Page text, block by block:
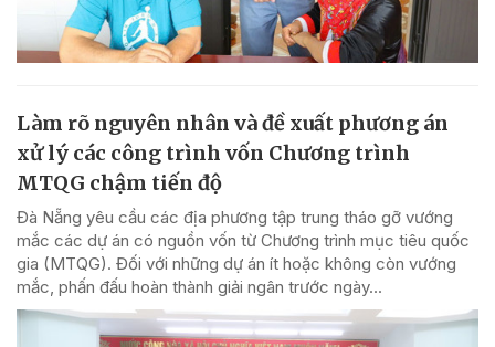
Làm rõ nguyên nhân và đề xuất phương án
xử lý các công trình vốn Chương trình
MTQG chậm tiến độ
Đà Nẵng yêu cầu các địa phương tập trung tháo gỡ vướng
mắc các dự án có nguồn vốn từ Chương trình mục tiêu quốc
gia (MTQG). Đối với những dự án ít hoặc không còn vướng
mắc, phấn đấu hoàn thành giải ngân trước ngày...